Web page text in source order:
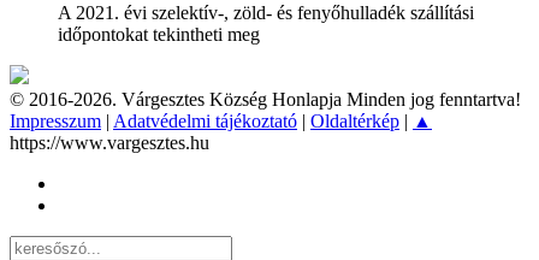
A 2021. évi szelektív-, zöld- és fenyőhulladék szállítási
időpontokat tekintheti meg
© 2016-2026. Várgesztes Község Honlapja Minden jog fenntartva!
Impresszum | Adatvédelmi tájékoztató | Oldaltérkép | ▲
https://www.vargesztes.hu